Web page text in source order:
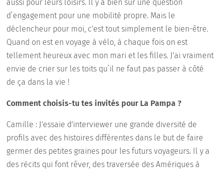
aussi pour leurs loisirs. Il y a bien sûr une question
d’engagement pour une mobilité propre. Mais le
déclencheur pour moi, c'est tout simplement le bien-être.
Quand on est en voyage à vélo, à chaque fois on est
tellement heureux avec mon mari et les filles. J'ai vraiment
envie de crier sur les toits qu’il ne faut pas passer à côté
de ça dans la vie !
Comment choisis-tu tes invités pour La Pampa ?
Camille : J'essaie d'interviewer une grande diversité de
profils avec des histoires différentes dans le but de faire
germer des petites graines pour les futurs voyageurs. Il y a
des récits qui font rêver, des traversée des Amériques à